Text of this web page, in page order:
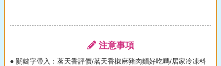
注意事項
● 關鍵字帶入：茗天香評價/茗天香椒麻豬肉麵好吃嗎/居家冷凍料